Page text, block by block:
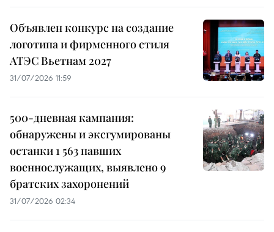
Объявлен конкурс на создание
логотипа и фирменного стиля
АТЭС Вьетнам 2027
31/07/2026 11:59
500-дневная кампания:
обнаружены и эксгумированы
останки 1 563 павших
военнослужащих, выявлено 9
братских захоронений
31/07/2026 02:34